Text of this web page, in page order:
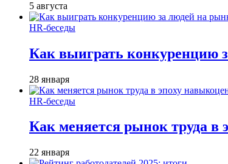
5 августа
HR-беседы
Как выиграть конкуренцию
28 января
HR-беседы
Как меняется рынок труда в
22 января